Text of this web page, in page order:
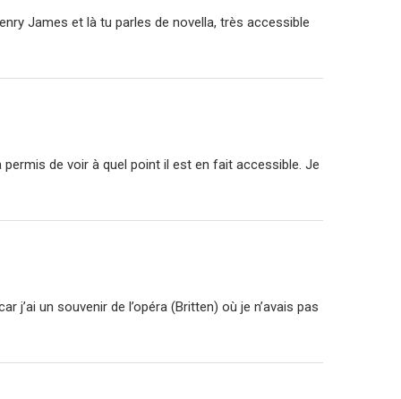
James et là tu parles de novella, très accessible
de voir à quel point il est en fait accessible. Je
un souvenir de l’opéra (Britten) où je n’avais pas